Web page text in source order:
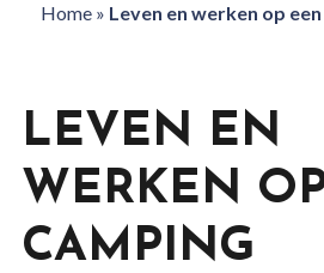
Home» Leven en werken op
LEVEN EN
WERKEN
CAMPING